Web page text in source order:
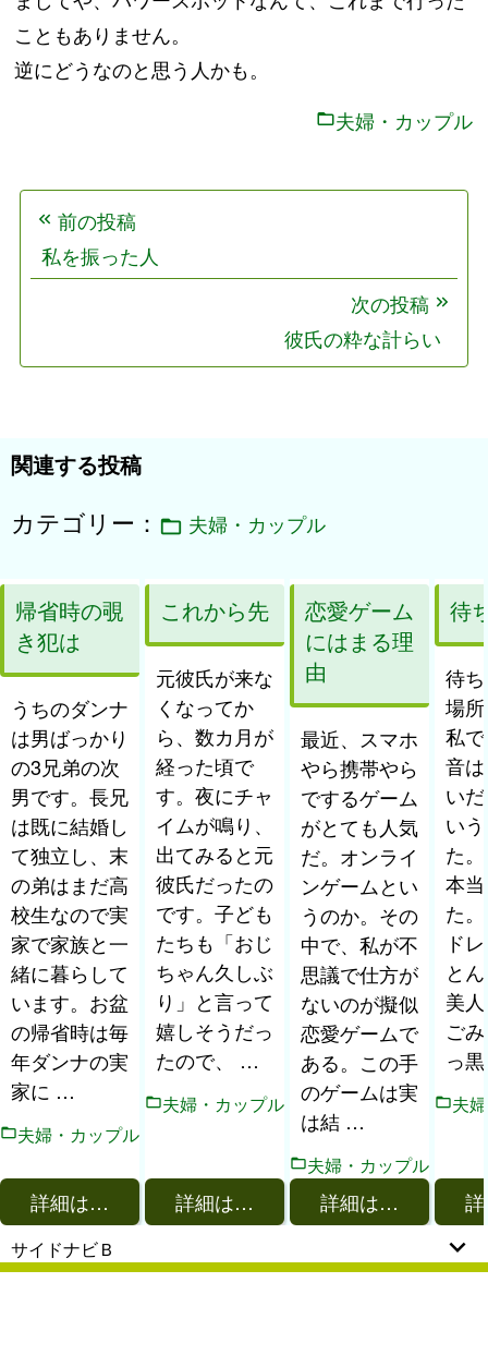
こともありません。
逆にどうなのと思う人かも。
夫婦・カップル
投
ナ
ー
ン
前の投稿
私を振った人
次の投稿
彼氏の粋な計らい
サイドナビＢ
関連する投稿
カテゴリー： 夫婦・カップル
帰省時の覗
き犯は
うちのダンナ
は男ばっかり
の3兄弟の次
男です。長兄
は既に結婚し
て独立し、末
の弟はまだ高
校生なので実
家で家族と一
緒に暮らして
います。お盆
の帰省時は毎
年ダンナの実
家に …
夫婦・カップル
詳細は…
これから先
元彼氏が来な
くなってか
ら、数カ月が
経った頃で
す。夜にチャ
イムが鳴り、
出てみると元
彼氏だったの
です。子ども
たちも「おじ
ちゃん久しぶ
り」と言って
嬉しそうだっ
たので、 …
夫婦・カップル
詳細は…
恋愛ゲーム
にはまる理
由
最近、スマホ
やら携帯やら
でするゲーム
がとても人気
だ。オンライ
ンゲームとい
うのか。その
中で、私が不
思議で仕方が
ないのが擬似
恋愛ゲームで
ある。この手
のゲームは実
は結 …
夫婦・カップル
詳細は…
待
待
場
私
音
い
い
た
本
た
ド
と
美
ご
っ
夫